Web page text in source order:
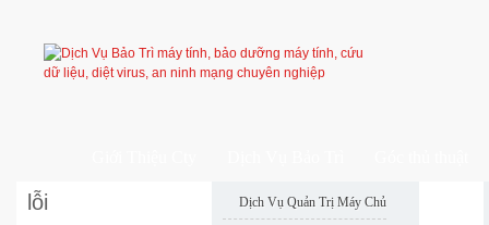
Dịch Vụ Quản Trị Máy Chủ
lỗi